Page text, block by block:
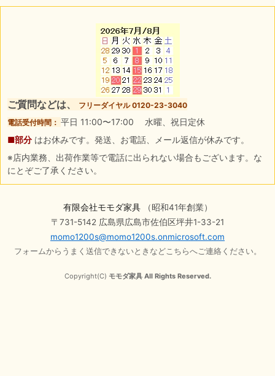
ご質問などは、
フリーダイヤル 0120-23-3040
電話受付時間： 平日 11:00〜17:00 水曜、祝日定休
■部分 はお休みです。発送、お電話、メール返信が休みです。
※店内業務、出荷作業等で電話に出られない場合もございます。な
にとぞご了承ください。
有限会社モモダ家具（昭和41年創業）
〒731-5142 広島県広島市佐伯区坪井1-33-21
momo1200s@momo1200s.onmicrosoft.com
フォームからうまく送信できないときなどこちらへご連絡ください。
Copyright(C) モモダ家具 All Rights Reserved.